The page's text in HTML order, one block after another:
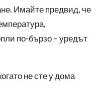
Имайте предвид, че
по-бързо – уредът
не сте у дома